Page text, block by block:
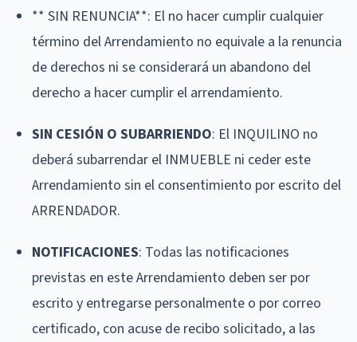
** SIN RENUNCIA**: El no hacer cumplir cualquier
término del Arrendamiento no equivale a la renuncia
de derechos ni se considerará un abandono del
derecho a hacer cumplir el arrendamiento.
SIN CESIÓN O SUBARRIENDO: El INQUILINO no
deberá subarrendar el INMUEBLE ni ceder este
Arrendamiento sin el consentimiento por escrito del
ARRENDADOR.
NOTIFICACIONES: Todas las notificaciones
previstas en este Arrendamiento deben ser por
escrito y entregarse personalmente o por correo
certificado, con acuse de recibo solicitado, a las